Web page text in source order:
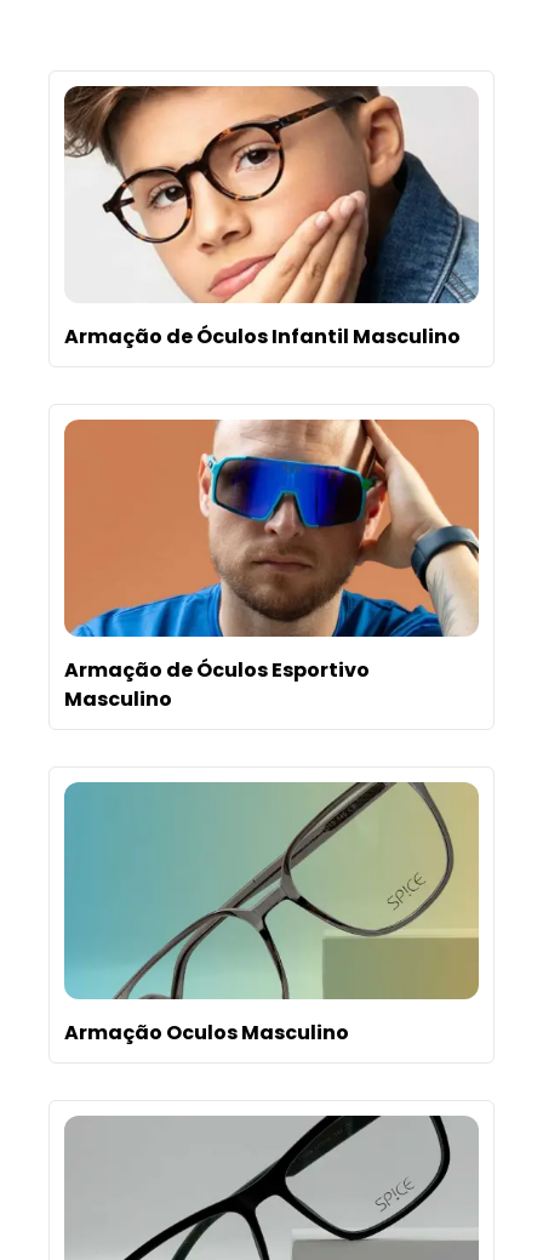
Armação de Óculos Infantil Masculino
Armação de Óculos Esportivo
Masculino
Armação Oculos Masculino